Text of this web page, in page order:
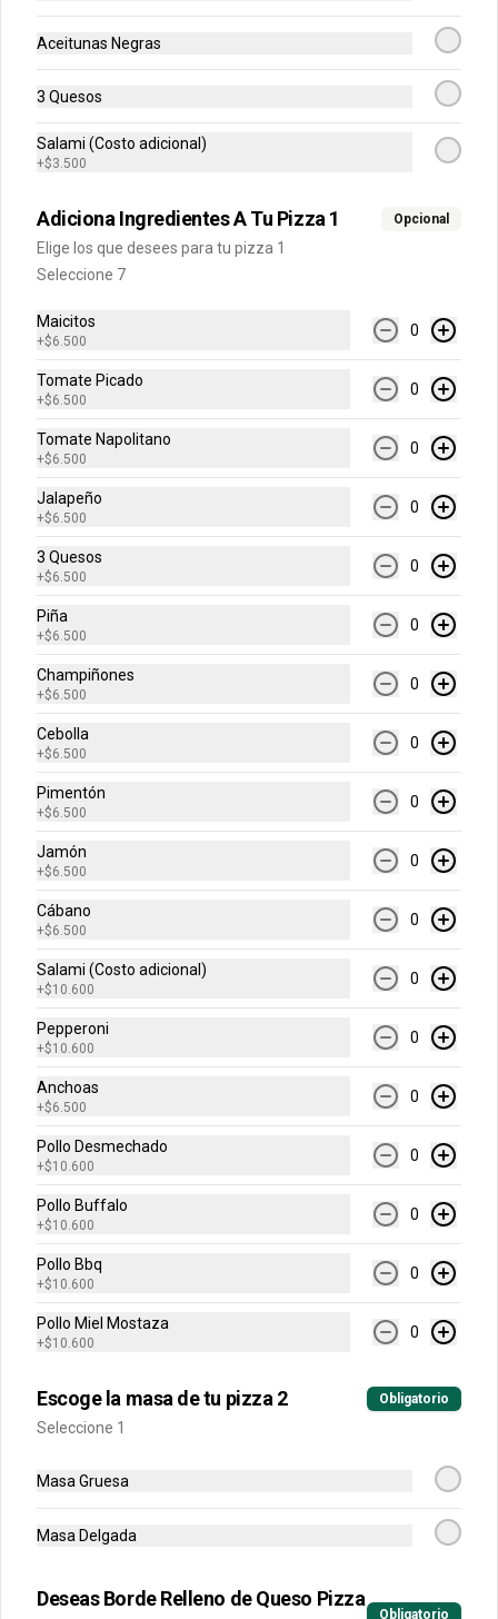
Escoge tu combinación perfecta (Pollo
BBQ, Hawaiana, Buffalo Wings, Jamón
Champiñon, Vegetariana, Pepperoni,
-50%
(Mazzeta, Mixta, Hawaiana Recargada,
Pizza Fuego, Carnes, Tres Quesos)
Pizzas Únicas
Escoge el sabor de tu pizza (4
porciones)
-36% Grande Premium
Escoge tu pizza favorita (Mazzeta,
-40%
Champiñon, Vegetariana, Pepperoni,
Arma Tu Pizza
Aceitunas Negras
3 Quesos
Salami (Costo adicional)
+$3.500
Adiciona Ingredientes A Tu Pizza 1 Opcional
Elige los que desees para tu pizza 1
Seleccione 7
Maicitos
+$6.500
0
Tomate Picado
+$6.500
0
Tomate Napolitano
+$6.500
0
Jalapeño
+$6.500
0
3 Quesos
+$6.500
0
Piña
+$6.500
0
Champiñones
+$6.500
0
Cebolla
+$6.500
0
Pimentón
+$6.500
0
Jamón
+$6.500
0
Cábano
+$6.500
0
Salami (Costo adicional)
+$10.600
0
Pepperoni
+$10.600
0
Anchoas
+$6.500
0
Pollo Desmechado
+$10.600
0
Pollo Buffalo
+$10.600
0
Pollo Bbq
+$10.600
0
Pollo Miel Mostaza
+$10.600
0
Escoge la masa de tu pizza 2 Obligatorio
Seleccione 1
Masa Gruesa
Masa Delgada
Deseas Borde Relleno de Queso Pizza
Obligatorio